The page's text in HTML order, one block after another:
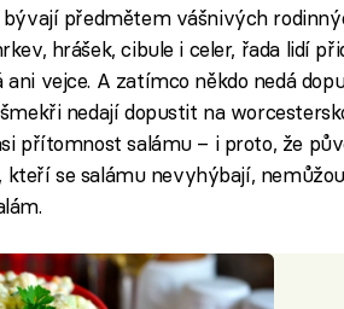
předmětem vášnivých
hrášek, cibule i celer, řada lidí
ani vejce. A zatímco někdo nedá
nedají dopustit na
přítomnost salámu – i proto, že
kteří se salámu nevyhýbají,